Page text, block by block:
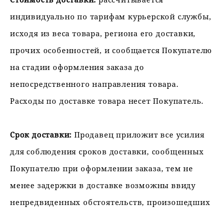
индивидуально по тарифам курьерской службы,
исходя из веса товара, региона его доставки,
прочих особенностей, и сообщается Покупателю
на стадии оформления заказа до
непосредственного направления товара.
Расходы по доставке товара несет Покупатель.
Срок доставки: Продавец приложит все усилия
для соблюдения сроков доставки, сообщенных
Покупателю при оформлении заказа, тем не
менее задержки в доставке возможны ввиду
непредвиденных обстоятельств, произошедших